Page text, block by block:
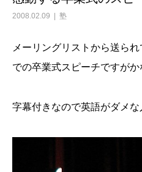
2008.02.09 塾
メーリングリストから送ら
での卒業式スピーチですが
字幕付きなので英語がダメな